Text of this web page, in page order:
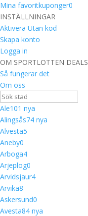
Mina favoritkuponger0
INSTÄLLNINGAR
Aktivera Utan kod
Skapa konto
Logga in
OM SPORTLOTTEN DEALS
Så fungerar det
Om oss
Ale101 nya
Alingsås74 nya
Alvesta5
Aneby0
Arboga4
Arjeplog0
Arvidsjaur4
Arvika8
Askersund0
Avesta84 nya